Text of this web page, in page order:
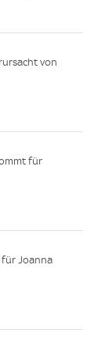
von
für
für Joanna